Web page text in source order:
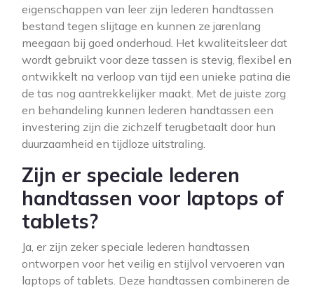
eigenschappen van leer zijn lederen handtassen
bestand tegen slijtage en kunnen ze jarenlang
meegaan bij goed onderhoud. Het kwaliteitsleer dat
wordt gebruikt voor deze tassen is stevig, flexibel en
ontwikkelt na verloop van tijd een unieke patina die
de tas nog aantrekkelijker maakt. Met de juiste zorg
en behandeling kunnen lederen handtassen een
investering zijn die zichzelf terugbetaalt door hun
duurzaamheid en tijdloze uitstraling.
Zijn er speciale lederen
handtassen voor laptops of
tablets?
Ja, er zijn zeker speciale lederen handtassen
ontworpen voor het veilig en stijlvol vervoeren van
laptops of tablets. Deze handtassen combineren de